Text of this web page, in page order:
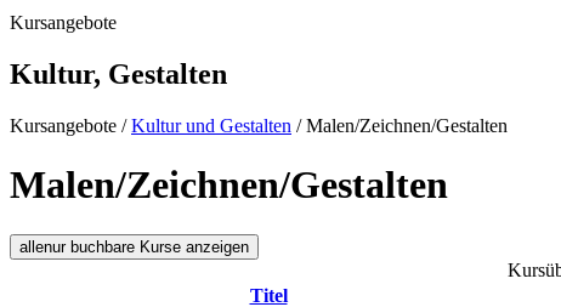
Kursangebote
Kultur, Gestalten
Kursangebote /Kultur und Gestalten /Malen/Zeichnen/Gestalten
Malen/Zeichnen/Gestalten
allenur buchbare Kurse anzeigen
Titel